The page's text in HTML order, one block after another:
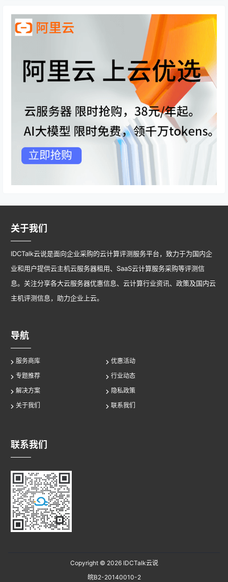
关于我们
IDCTalk云说是面向企业采购的云计算评测服务平台，致力于为国内企
业和用户提供云主机云服务器租用、SaaS云计算服务采购等评测信
息。关注分享各大云服务器优惠信息、云计算行业资讯、政策及国内云
主机评测信息，助力企业上云。
导航
服务商库
优惠活动
专题推荐
行业动态
解决方案
隐私政策
关于我们
联系我们
联系我们
Copyright © 2026IDCTalk云说
皖B2-20140010-2